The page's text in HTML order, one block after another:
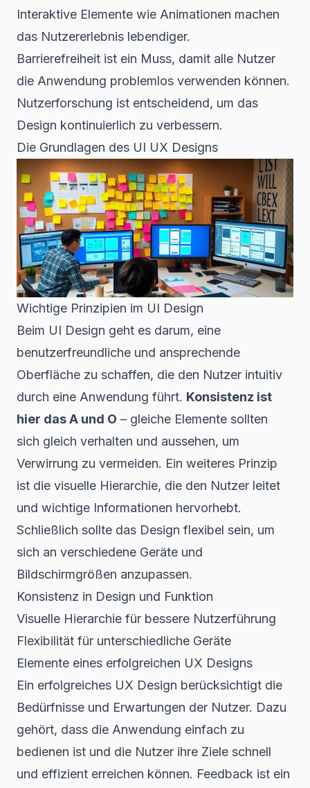
Interaktive Elemente wie Animationen machen
das Nutzererlebnis lebendiger.
Barrierefreiheit ist ein Muss, damit alle Nutzer
die Anwendung problemlos verwenden können.
Nutzerforschung ist entscheidend, um das
Design kontinuierlich zu verbessern.
Die Grundlagen des UI UX Designs
Wichtige Prinzipien im UI Design
Beim UI Design geht es darum, eine
benutzerfreundliche und ansprechende
Oberfläche zu schaffen, die den Nutzer intuitiv
durch eine Anwendung führt. Konsistenz ist
hier das A und O – gleiche Elemente sollten
sich gleich verhalten und aussehen, um
Verwirrung zu vermeiden. Ein weiteres Prinzip
ist die visuelle Hierarchie, die den Nutzer leitet
und wichtige Informationen hervorhebt.
Schließlich sollte das Design flexibel sein, um
sich an verschiedene Geräte und
Bildschirmgrößen anzupassen.
Konsistenz in Design und Funktion
Visuelle Hierarchie für bessere Nutzerführung
Flexibilität für unterschiedliche Geräte
Elemente eines erfolgreichen UX Designs
Ein erfolgreiches UX Design berücksichtigt die
Bedürfnisse und Erwartungen der Nutzer. Dazu
gehört, dass die Anwendung einfach zu
bedienen ist und die Nutzer ihre Ziele schnell
und effizient erreichen können. Feedback ist ein